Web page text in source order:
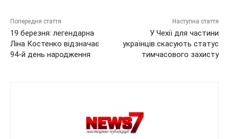
Попередня стаття
19 березня: легендарна
Ліна Костенко відзначає
94-й день народження
Наступна стаття
У Чехії для частини
українців скасують статус
тимчасового захисту